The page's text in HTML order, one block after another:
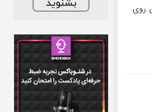
روی